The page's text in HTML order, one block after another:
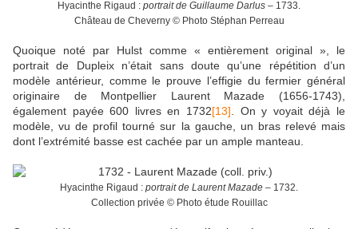
Hyacinthe Rigaud : portrait de Guillaume Darlus – 1733.
Château de Cheverny © Photo Stéphan Perreau
Quoique noté par Hulst comme « entièrement original », le
portrait de Dupleix n’était sans doute qu’une répétition d’un
modèle antérieur, comme le prouve l’effigie du fermier général
originaire de Montpellier Laurent Mazade (1656-1743),
également payée 600 livres en 1732[13] . On y voyait déjà le
modèle, vu de profil tourné sur la gauche, un bras relevé mais
dont l’extrémité basse est cachée par un ample manteau.
Hyacinthe Rigaud : portrait de Laurent Mazade – 1732.
Collection privée © Photo étude Rouillac